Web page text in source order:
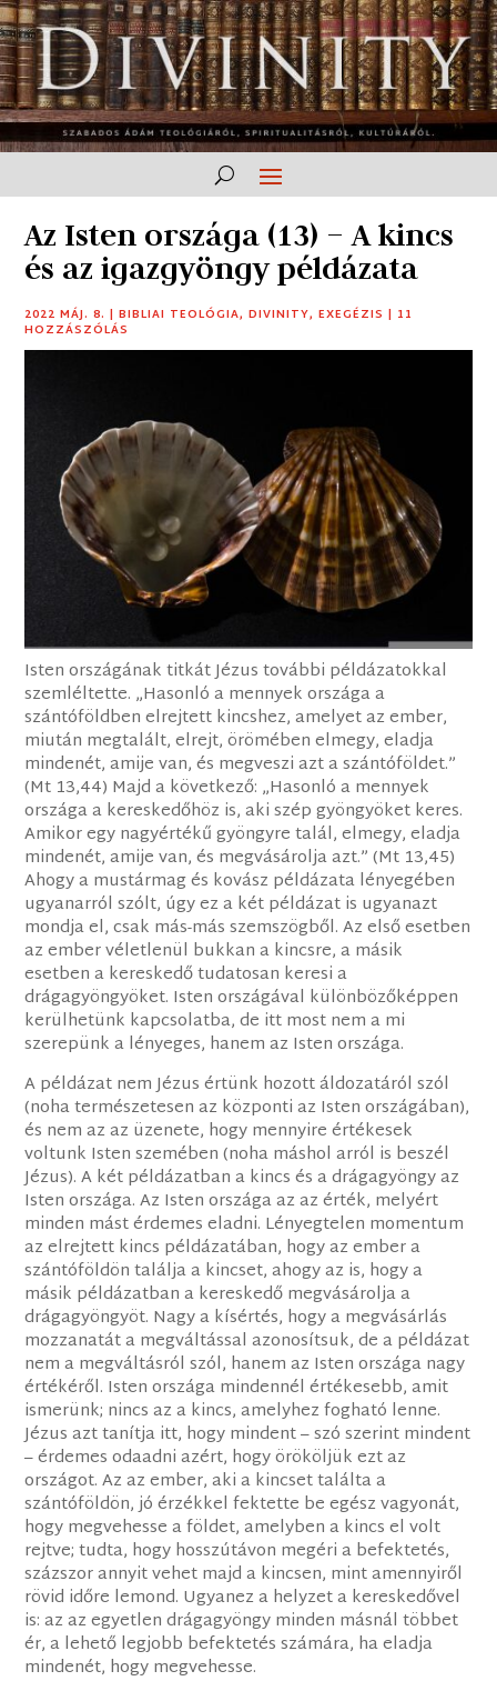
Az Isten országa (13) – A kincs
és az igazgyöngy példázata
2022 MÁJ. 8. |BIBLIAI TEOLÓGIA,DIVINITY,EXEGÉZIS | 11
HOZZÁSZÓLÁS
Isten országának titkát Jézus további példázatokkal
szemléltette. „Hasonló a mennyek országa a
szántóföldben elrejtett kincshez, amelyet az ember,
miután megtalált, elrejt, örömében elmegy, eladja
mindenét, amije van, és megveszi azt a szántóföldet.”
(Mt 13,44) Majd a következő: „Hasonló a mennyek
országa a kereskedőhöz is, aki szép gyöngyöket keres.
Amikor egy nagyértékű gyöngyre talál, elmegy, eladja
mindenét, amije van, és megvásárolja azt.” (Mt 13,45)
Ahogy a mustármag és kovász példázata lényegében
ugyanarról szólt, úgy ez a két példázat is ugyanazt
mondja el, csak más-más szemszögből. Az első esetben
az ember véletlenül bukkan a kincsre, a másik
esetben a kereskedő tudatosan keresi a
drágagyöngyöket. Isten országával különbözőképpen
kerülhetünk kapcsolatba, de itt most nem a mi
szerepünk a lényeges, hanem az Isten országa.
A példázat nem Jézus értünk hozott áldozatáról szól
(noha természetesen az központi az Isten országában),
és nem az az üzenete, hogy mennyire értékesek
voltunk Isten szemében (noha máshol arról is beszél
Jézus). A két példázatban a kincs és a drágagyöngy az
Isten országa. Az Isten országa az az érték, melyért
minden mást érdemes eladni. Lényegtelen momentum
az elrejtett kincs példázatában, hogy az ember a
szántóföldön találja a kincset, ahogy az is, hogy a
másik példázatban a kereskedő megvásárolja a
drágagyöngyöt. Nagy a kísértés, hogy a megvásárlás
mozzanatát a megváltással azonosítsuk, de a példázat
nem a megváltásról szól, hanem az Isten országa nagy
értékéről. Isten országa mindennél értékesebb, amit
ismerünk; nincs az a kincs, amelyhez fogható lenne.
Jézus azt tanítja itt, hogy mindent – szó szerint mindent
– érdemes odaadni azért, hogy örököljük ezt az
országot. Az az ember, aki a kincset találta a
szántóföldön, jó érzékkel fektette be egész vagyonát,
hogy megvehesse a földet, amelyben a kincs el volt
rejtve; tudta, hogy hosszútávon megéri a befektetés,
százszor annyit vehet majd a kincsen, mint amennyiről
rövid időre lemond. Ugyanez a helyzet a kereskedővel
is: az az egyetlen drágagyöngy minden másnál többet
ér, a lehető legjobb befektetés számára, ha eladja
mindenét, hogy megvehesse.